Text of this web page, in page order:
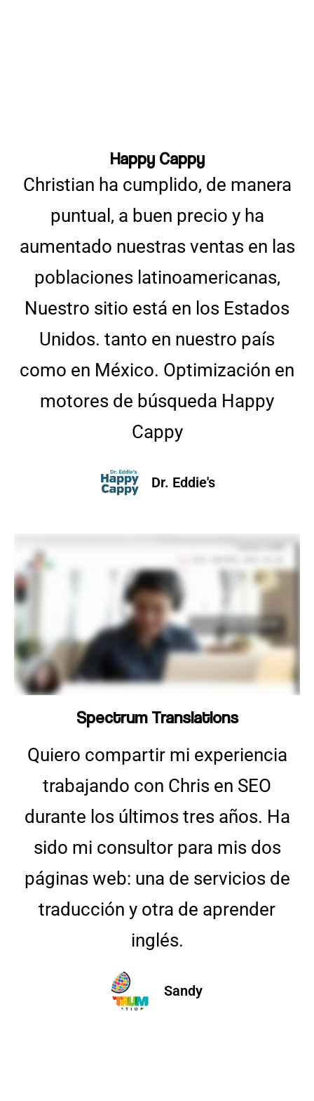
Happy Cappy
Christian ha cumplido, de manera
puntual, a buen precio y ha
aumentado nuestras ventas en las
poblaciones latinoamericanas,
Nuestro sitio está en los Estados
Unidos. tanto en nuestro país
como en México. Optimización en
motores de búsqueda Happy
Cappy
Dr. Eddie's
Spectrum Translations
Quiero compartir mi experiencia
trabajando con Chris en SEO
durante los últimos tres años. Ha
sido mi consultor para mis dos
páginas web: una de servicios de
traducción y otra de aprender
inglés.
Sandy